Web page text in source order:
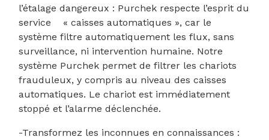
l’étalage dangereux : Purchek respecte l’esprit du
service « caisses automatiques », car le
système filtre automatiquement les flux, sans
surveillance, ni intervention humaine. Notre
système Purchek permet de filtrer les chariots
frauduleux, y compris au niveau des caisses
automatiques. Le chariot est immédiatement
stoppé et l’alarme déclenchée.
-Transformez les inconnues en connaissances :